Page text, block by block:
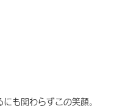
も関わらずこの笑顔。